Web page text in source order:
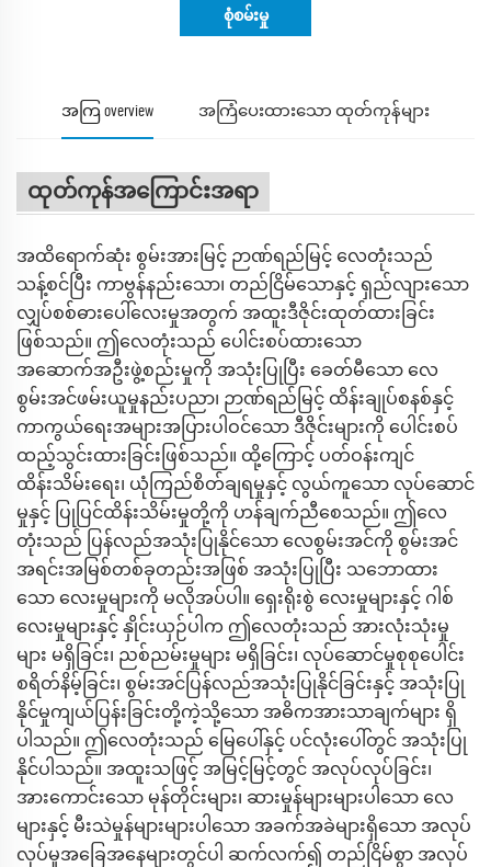
စုံစမ်းမှု
အကြ overview အကြံပေးထားသော ထုတ်ကုန်များ
ထုတ်ကုန်အကြောင်းအရာ
အထိရောက်ဆုံး စွမ်းအားမြင့် ဉာဏ်ရည်မြင့် လေတုံးသည်
သန့်စင်ပြီး ကာဗွန်နည်းသော၊ တည်ငြိမ်သောနှင့် ရှည်လျားသော
လျှပ်စစ်ဓားပေါ်လေးမှုအတွက် အထူးဒီဇိုင်းထုတ်ထားခြင်း
ဖြစ်သည်။ ဤလေတုံးသည် ပေါင်းစပ်ထားသော
အဆောက်အဦးဖွဲ့စည်းမှုကို အသုံးပြုပြီး ခေတ်မီသော လေ
စွမ်းအင်ဖမ်းယူမှုနည်းပညာ၊ ဉာဏ်ရည်မြင့် ထိန်းချုပ်စနစ်နှင့်
ကာကွယ်ရေးအများအပြားပါဝင်သော ဒီဇိုင်းများကို ပေါင်းစပ်
ထည့်သွင်းထားခြင်းဖြစ်သည်။ ထို့ကြောင့် ပတ်ဝန်းကျင်
ထိန်းသိမ်းရေး၊ ယုံကြည်စိတ်ချရမှုနှင့် လွယ်ကူသော လုပ်ဆောင်
မှုနှင့် ပြုပြင်ထိန်းသိမ်းမှုတို့ကို ဟန်ချက်ညီစေသည်။ ဤလေ
တုံးသည် ပြန်လည်အသုံးပြုနိုင်သော လေစွမ်းအင်ကို စွမ်းအင်
အရင်းအမြစ်တစ်ခုတည်းအဖြစ် အသုံးပြုပြီး သဘောထား
သော လေးမှုများကို မလိုအပ်ပါ။ ရှေးရိုးစွဲ လေးမှုများနှင့် ဂါစ်
လေးမှုများနှင့် နှိုင်းယှဉ်ပါက ဤလေတုံးသည် အားလုံးသုံးမှု
များ မရှိခြင်း၊ ညစ်ညမ်းမှုများ မရှိခြင်း၊ လုပ်ဆောင်မှုစုစုပေါင်း
စရိတ်နိမ့်ခြင်း၊ စွမ်းအင်ပြန်လည်အသုံးပြုနိုင်ခြင်းနှင့် အသုံးပြု
နိုင်မှုကျယ်ပြန်းခြင်းတို့ကဲ့သို့သော အဓိကအားသာချက်များ ရှိ
ပါသည်။ ဤလေတုံးသည် မြေပေါ်နှင့် ပင်လုံးပေါ်တွင် အသုံးပြု
နိုင်ပါသည်။ အထူးသဖြင့် အမြင့်မြင့်တွင် အလုပ်လုပ်ခြင်း၊
အားကောင်းသော မုန်တိုင်းများ၊ ဆားမှုန်များများပါသော လေ
များနှင့် မီးသဲမှုန်များများပါသော အခက်အခဲများရှိသော အလုပ်
လုပ်မှုအခြေအနေများတွင်ပါ ဆက်လက်၍ တည်ငြိမ်စွာ အလုပ်